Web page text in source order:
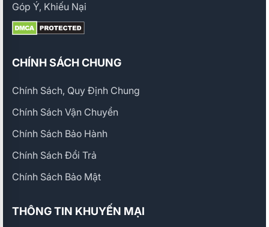
Góp Ý, Khiếu Nại
CHÍNH SÁCH CHUNG
Chính Sách, Quy Định Chung
Chính Sách Vận Chuyển
Chính Sách Bảo Hành
Chính Sách Đổi Trả
Chính Sách Bảo Mật
THÔNG TIN KHUYẾN MẠI